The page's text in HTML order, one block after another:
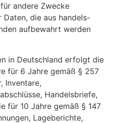
andere Zwecke
die aus handels-
aufbewahrt werden
in Deutschland erfolgt die
für 6 Jahre gemäß § 257
Inventare,
Handelsbriefe,
für 10 Jahre gemäß § 147
Lageberichte,